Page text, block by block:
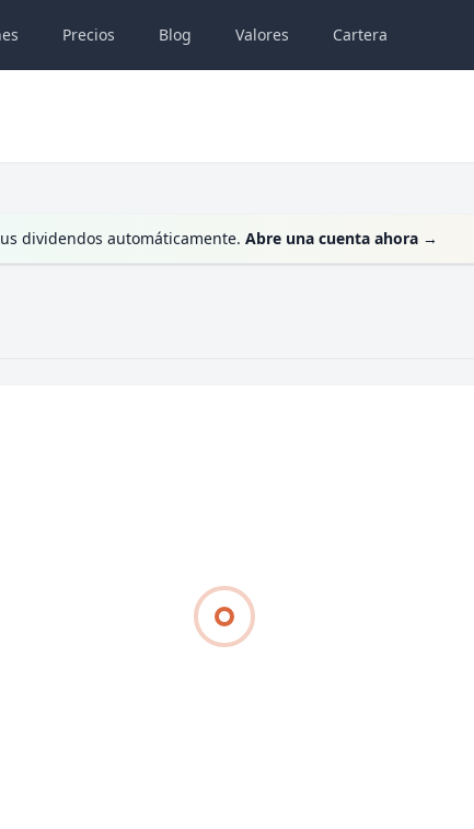
Precios Blog Valores Cartera
dividendos automáticamente. Abre una cuenta ahora →